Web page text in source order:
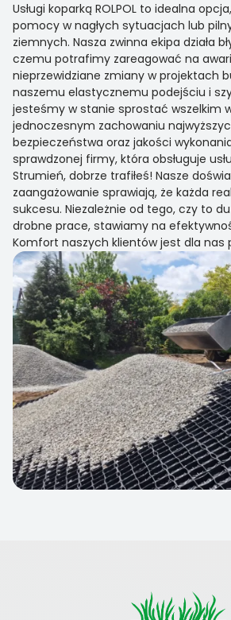
Usługi koparką ROLPOL to idealna
pomocy w nagłych sytuacjach lub
ziemnych. Nasza zwinna ekipa działa
czemu potrafimy zareagować na
nieprzewidziane zmiany w projektach
naszemu elastycznemu podejściu i
jesteśmy w stanie sprostać wszelkim
jednoczesnym zachowaniu
bezpieczeństwa oraz jakości
sprawdzonej firmy, która obsługuje
Strumień, dobrze trafiłeś! Nasze
zaangażowanie sprawiają, że każda
sukcesu. Niezależnie od tego, czy to
drobne prace, stawiamy na
Komfort naszych klientów jest dla nas